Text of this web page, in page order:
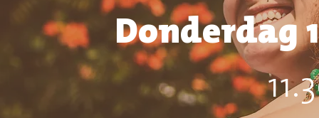
Donderdag